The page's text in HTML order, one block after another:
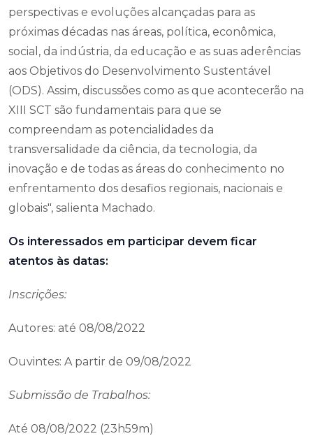
perspectivas e evoluções alcançadas para as
próximas décadas nas áreas, política, econômica,
social, da indústria, da educação e as suas aderências
aos Objetivos do Desenvolvimento Sustentável
(ODS). Assim, discussões como as que acontecerão na
XIII SCT são fundamentais para que se
compreendam as potencialidades da
transversalidade da ciência, da tecnologia, da
inovação e de todas as áreas do conhecimento no
enfrentamento dos desafios regionais, nacionais e
globais", salienta Machado.
Os interessados em participar devem ficar
atentos às datas:
Inscrições:
Autores: até 08/08/2022
Ouvintes: A partir de 09/08/2022
Submissão de Trabalhos:
Até 08/08/2022 (23h59m)